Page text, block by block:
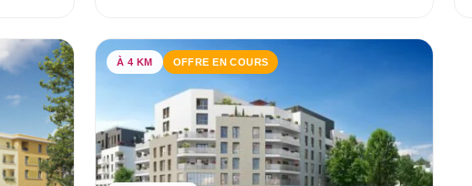
À 4 KM OFFRE EN COURS